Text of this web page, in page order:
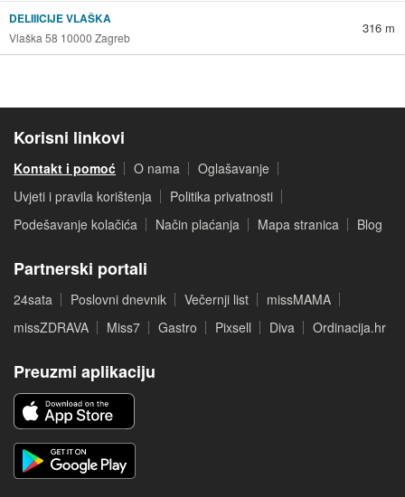
DELIIICIJE VLAŠKA
Vlaška 58 10000 Zagreb
316 m
Korisni linkovi
Kontakt i pomoć O nama
Oglašavanje
Uvjeti i pravila korištenja
Politika privatnosti
Podešavanje kolačića
Način plaćanja Mapa stranica Blog
Partnerski portali
24sata Poslovni dnevnik Večernji list
missMAMA
missZDRAVA
Miss7 Gastro Pixsell Diva Ordinacija.hr
Preuzmi aplikaciju